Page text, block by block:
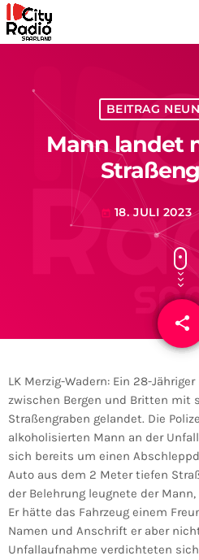
BEITRAG
Mann landet
today 18. JULI 2023
share
email
LK Merzig-Wadern: Ein 28-
zwischen Bergen und Britten mit
Straßengraben gelandet. Die
alkoholisierten Mann an der
sich bereits um einen
Auto aus dem 2 Meter tiefen
der Belehrung leugnete der
Er hätte das Fahrzeug einem
Namen und Anschrift er aber
Unfallaufnahme verdichteten